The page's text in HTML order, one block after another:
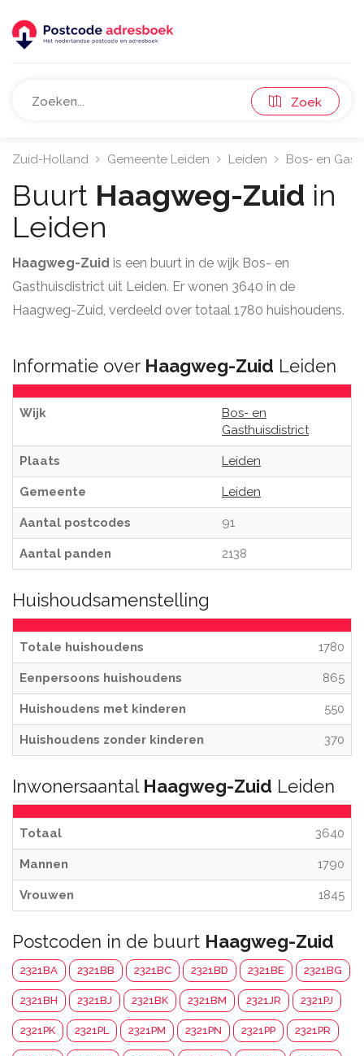
Zoek
Zuid-Holland Gemeente Leiden Leiden Bos- en
Buurt Haagweg-Zuid in
Leiden
Haagweg-Zuid is een buurt in de wijk Bos- en
Gasthuisdistrict uit Leiden. Er wonen 3640 in de
Haagweg-Zuid, verdeeld over totaal 1780 huishoudens.
Informatie over Haagweg-Zuid Leiden
Wijk
Bos- en
Gasthuisdistrict
Plaats Leiden
Gemeente Leiden
Aantal postcodes 91
Aantal panden 2138
Huishoudsamenstelling
Totale huishoudens 1780
Eenpersoons huishoudens 865
Huishoudens met kinderen 550
Huishoudens zonder kinderen 370
Inwonersaantal Haagweg-Zuid Leiden
Totaal 3640
Mannen 1790
Vrouwen 1845
Postcoden in de buurt Haagweg-Zuid
2321BA 2321BB 2321BC 2321BD 2321BE 2321BG
2321BH 2321BJ 2321BK 2321BM 2321JR 2321PJ
2321PK 2321PL 2321PM 2321PN 2321PP 2321PR